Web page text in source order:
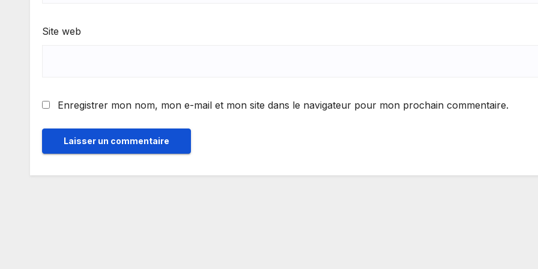
Site web
Enregistrer mon nom, mon e-mail et mon site dans le navigateur pour mon prochain commentaire.